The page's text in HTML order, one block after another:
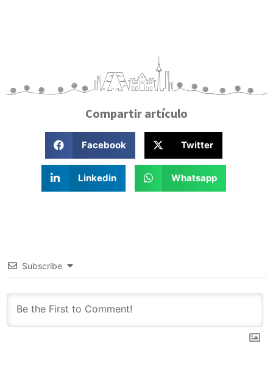
Compartir artículo
Facebook Twitter
Linkedin Whatsapp
Subscribe